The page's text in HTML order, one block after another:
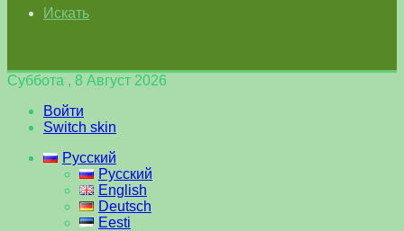
Искать
Суббота , 8 Август 2026
Войти
Switch skin
Русский
Русский
English
Deutsch
Eesti